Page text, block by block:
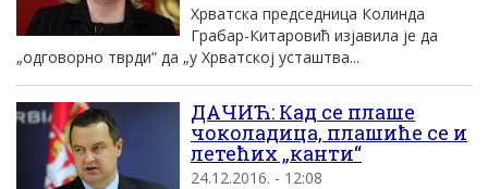
Хрватска председница Колинда
Грабар-Китаровић изјавила је да
„одговорно тврди“ да „у Хрватској усташтва...
ДАЧИЋ: Кад се плаше
чоколадица, плашиће се и
летећих „канти“
24.12.2016. - 12:08